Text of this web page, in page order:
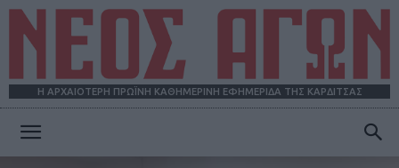
Η ΑΡΧΑΙΟΤΕΡΗ ΠΡΩΪΝΗ ΚΑΘΗΜΕΡΙΝΗ ΕΦΗΜΕΡΙΔΑ ΤΗΣ ΚΑΡΔΙΤΣΑΣ